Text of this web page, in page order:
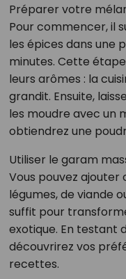
Préparer votre
Pour commencer, il
les épices dans une
minutes. Cette
leurs arômes : la
grandit. Ensuite,
les moudre avec un
obtiendrez une
Utiliser le garam
Vous pouvez ajouter
légumes, de viande
suffit pour
exotique. En testant
découvrirez vos
recettes.